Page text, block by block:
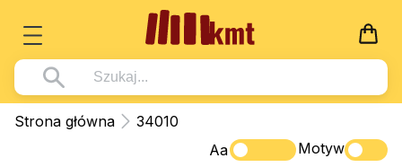
Książki
Wszystko z kategorii - Książki
Strona główna
34010
Aa
Motyw